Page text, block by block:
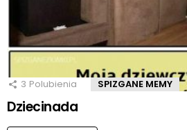
3 Polubienia SPIZGANE MEMY
Dziecinada